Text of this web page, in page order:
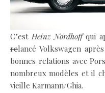
C’est Heinz Nordhoffqui
relancé Volkswagen
bonnes relations avec
nombreux modèles et il
vieille Karmann/Ghia.